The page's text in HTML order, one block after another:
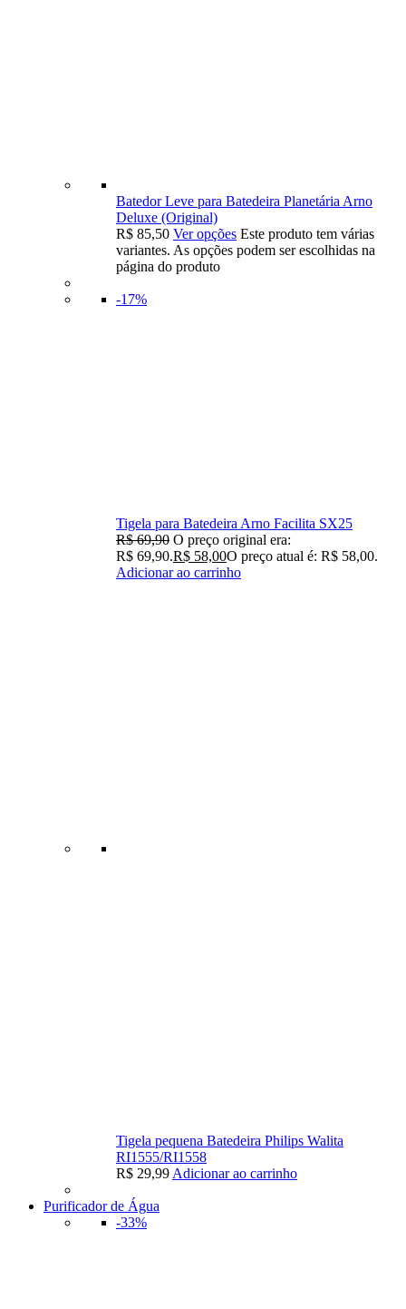
Batedor Leve para Batedeira Planetária Arno
Deluxe (Original)
R$ 85,50 Ver opções Este produto tem várias
variantes. As opções podem ser escolhidas na
página do produto
-17%
Tigela para Batedeira Arno Facilita SX25
R$69,90 O preço original era:
R$ 69,90.R$ 58,00O preço atual é: R$ 58,00.
Adicionar ao carrinho
Tigela pequena Batedeira Philips Walita
RI1555/RI1558
R$ 29,99 Adicionar ao carrinho
Purificador de Água
-33%